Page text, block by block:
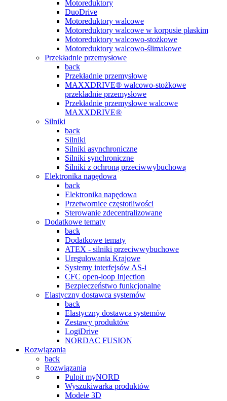
Motoreduktory
DuoDrive
Motoreduktory walcowe
Motoreduktory walcowe w korpusie płaskim
Motoreduktory walcowo-stożkowe
Motoreduktory walcowo-ślimakowe
Przekładnie przemysłowe
back
Przekładnie przemysłowe
MAXXDRIVE® walcowo-stożkowe
przekładnie przemysłowe
Przekładnie przemysłowe walcowe
MAXXDRIVE®
Silniki
back
Silniki
Silniki asynchroniczne
Silniki synchroniczne
Silniki z ochroną przeciwwybuchową
Elektronika napędowa
back
Elektronika napędowa
Przetwornice częstotliwości
Sterowanie zdecentralizowane
Dodatkowe tematy
back
Dodatkowe tematy
ATEX - silniki przeciwwybuchowe
Uregulowania Krajowe
Systemy interfejsów AS-i
CFC open-loop Injection
Bezpieczeństwo funkcjonalne
Elastyczny dostawca systemów
back
Elastyczny dostawca systemów
Zestawy produktów
LogiDrive
NORDAC FUSION
Rozwiązania
back
Rozwiązania
Pulpit myNORD
Wyszukiwarka produktów
Modele 3D